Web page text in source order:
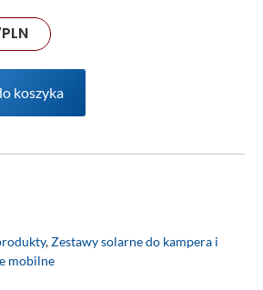
PLN
koszyka
,Zestawy solarne do kampera i
mobilne